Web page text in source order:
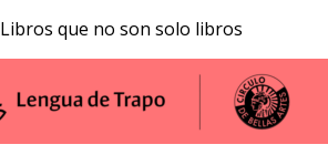
Libros que no son solo libros